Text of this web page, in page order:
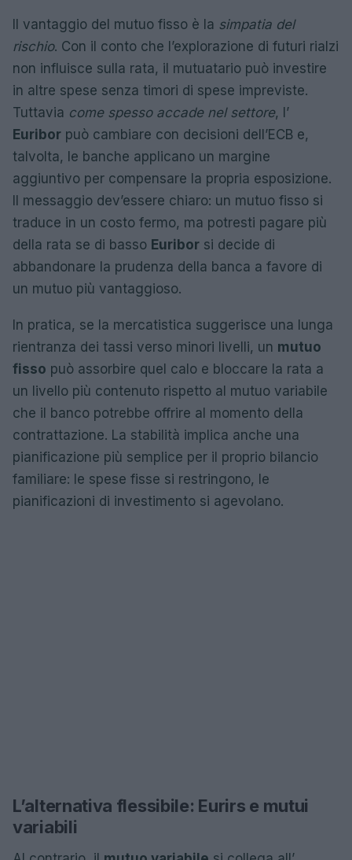
Il vantaggio del mutuo fisso è la simpatia del
rischio. Con il conto che l’explorazione di futuri rialzi
non influisce sulla rata, il mutuatario può investire
in altre spese senza timori di spese impreviste.
Tuttavia come spesso accade nel settore, l’
Euribor può cambiare con decisioni dell’ECB e,
talvolta, le banche applicano un margine
aggiuntivo per compensare la propria esposizione.
Il messaggio dev’essere chiaro: un mutuo fisso si
traduce in un costo fermo, ma potresti pagare più
della rata se di basso Euribor si decide di
abbandonare la prudenza della banca a favore di
un mutuo più vantaggioso.
In pratica, se la mercatistica suggerisce una lunga
rientranza dei tassi verso minori livelli, un mutuo
fisso può assorbire quel calo e bloccare la rata a
un livello più contenuto rispetto al mutuo variabile
che il banco potrebbe offrire al momento della
contrattazione. La stabilità implica anche una
pianificazione più semplice per il proprio bilancio
familiare: le spese fisse si restringono, le
pianificazioni di investimento si agevolano.
L’alternativa flessibile: Eurirs e mutui
variabili